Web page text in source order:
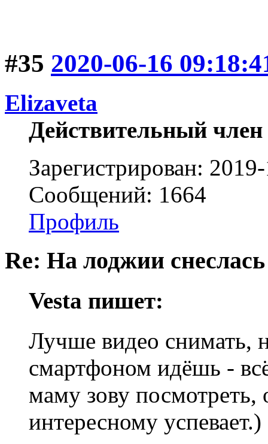
#35 2020-06-16
Elizaveta
Действительный член
Зарегистрирован:
Сообщений: 1664
Профиль
Re: На лоджии
Vesta пишет:
Лучше видео снимать,
смартфоном идёшь -
маму зову
интересному успевает.)